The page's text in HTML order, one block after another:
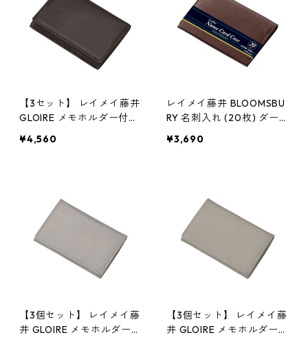
【3セット】 レイメイ藤井
GLOIRE メモホルダー付名
LN1054BX3 シンプル
¥4,560
レイメイ藤井 BLOOMSBU
RY 名刺入れ (20枚) ダー
¥3,690
【3個セット】 レイメイ藤
井 GLOIRE メモホルダー付
【3個セット】 レイメイ藤
井 GLOIRE メモホルダー付